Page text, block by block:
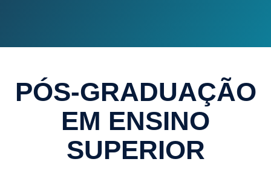
PÓS-GRADUAÇÃO
EM ENSINO
SUPERIOR